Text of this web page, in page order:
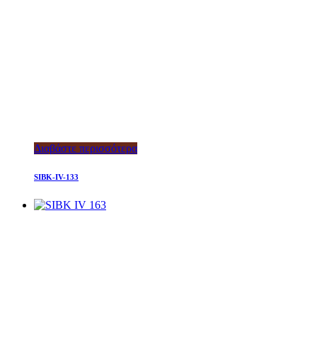
Διαβάστε περισσότερα
SIBK-IV-133